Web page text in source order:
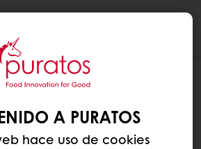
A PURATOS
hace uso de cookies